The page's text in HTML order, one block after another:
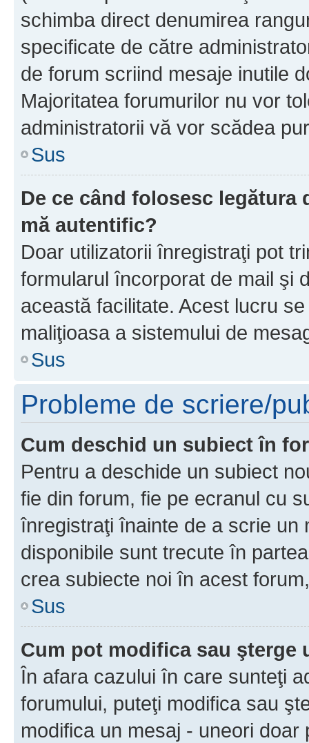
schimba direct denumirea
specificate de către
de forum scriind mesaje inutile
Majoritatea forumurilor nu vor
administratorii vă vor scădea
Sus
De ce când folosesc
mă autentific?
Doar utilizatorii înregistraţi pot
formularul încorporat de mail şi
această facilitate. Acest lucru
maliţioasa a sistemului de
Sus
Probleme de scriere/
Cum deschid un subiect în
Pentru a deschide un subiect
fie din forum, fie pe ecranul cu
înregistraţi înainte de a scrie un
disponibile sunt trecute în
crea subiecte noi în acest
Sus
Cum pot modifica sau şterge
În afara cazului în care sunteţi
forumului, puteţi modifica sau
modifica un mesaj - uneori